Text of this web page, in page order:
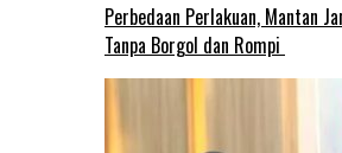
Perbedaan Perlakuan, Mantan
Tanpa Borgol dan Rompi